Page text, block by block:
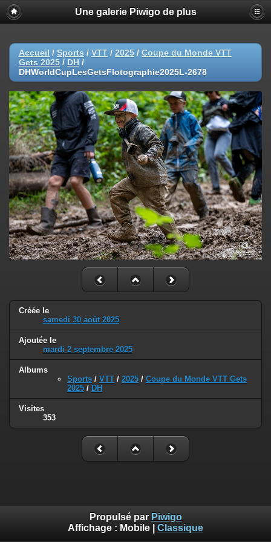
Une galerie Piwigo de plus
Accueil / Sports / VTT / 2025 / Coupe du Monde VTT
Gets 2025 / DH /
DHWorldCupLesGetsFlotographie2025L-2678
Créée le
samedi 30 août 2025
Ajoutée le
mardi 2 septembre 2025
Albums
Sports / VTT / 2025 / Coupe du Monde VTT Gets
2025 / DH
Visites
353
Propulsé par Piwigo
Affichage : Mobile Classique